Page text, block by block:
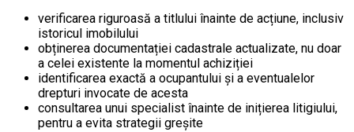
verificarea riguroasă a titlului înainte de acțiune, inclusiv
istoricul imobilului
obținerea documentației cadastrale actualizate, nu doar
a celei existente la momentul achiziției
identificarea exactă a ocupantului și a eventualelor
drepturi invocate de acesta
consultarea unui specialist înainte de inițierea litigiului,
pentru a evita strategii greșite